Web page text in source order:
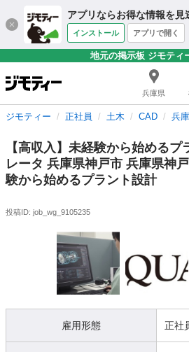
アプリならお得な情報を見
インストール アプリで開く
地元の掲示板 ジモティ
兵庫県
ジモティー 正社員 土木 CAD 兵
【高収入】未経験から始める
レータ 兵庫県神戸市 兵庫県神
験から始めるプラント設計
投稿ID: job_wg_9105235
雇用形態 正社